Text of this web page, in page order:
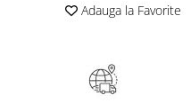
Medicina & Farmacie
Adauga la Favorite